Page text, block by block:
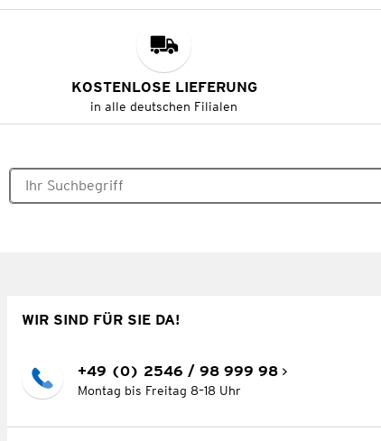
KOSTENLOSE LIEFERUNG
in alle deutschen Filialen
WIR SIND FÜR SIE DA!
+49 (0) 2546 / 98 999 98
Montag bis Freitag 8–18 Uhr